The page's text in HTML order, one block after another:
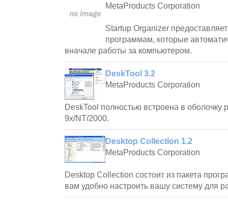
MetaProducts Corporation
Startup Organizer
программам, которые
вначале работы за компьютером.
DeskTool 3.2
MetaProducts Corporation
DeskTool полностью встроена в оболочку
9x/NT/2000.
Desktop Collection 1.2
MetaProducts Corporation
Desktop Collection состоит из пакета
вам удобно настроить вашу систему для